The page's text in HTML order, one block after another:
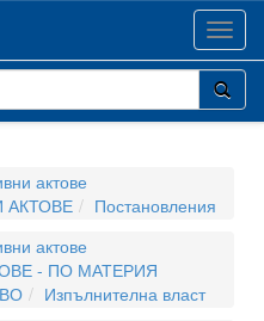
актове
Постановления
актове
- ПО МАТЕРИЯ
Изпълнителна власт